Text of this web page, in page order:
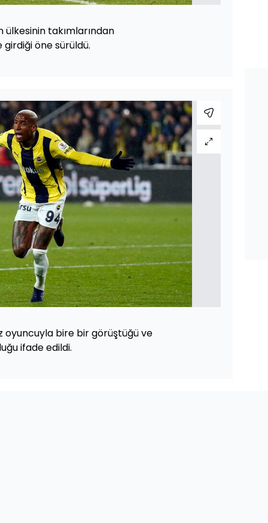
ülkesinin takımlarından
öne sürüldü.
oyuncuyla bire bir görüştüğü ve
ifade edildi.